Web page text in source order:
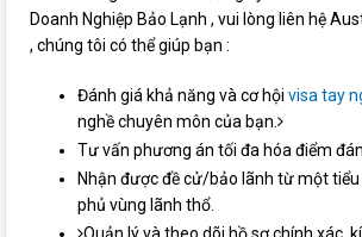
Doanh Nghiệp Bảo Lạnh , vui lòng liên hệ
, chúng tôi có thể giúp bạn :
Đánh giá khả năng và cơ hội visa tay
nghề chuyên môn của bạn.
Tư vấn phương án tối đa hóa điểm
Nhận được đề cử/bảo lãnh từ một
phủ vùng lãnh thổ.